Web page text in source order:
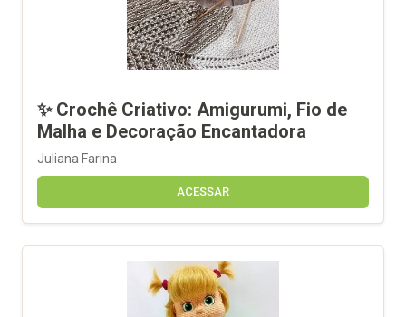
✨ Crochê Criativo: Amigurumi, Fio de
Malha e Decoração Encantadora
Juliana Farina
ACESSAR